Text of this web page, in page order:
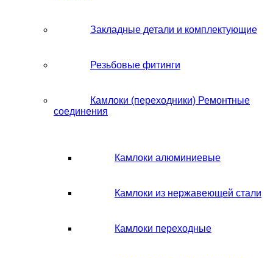
Закладные детали и комплектующие
Резьбовые фитинги
Камлоки (переходники) Ремонтные
соединения
Камлоки алюминиевые
Камлоки из нержавеющей стали
Камлоки переходные